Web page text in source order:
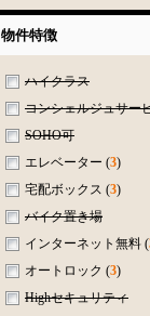
物件特徴
ハイクラス
コンシェルジュサー
SOHO可
エレベーター (3)
宅配ボックス (3)
バイク置き場
インターネット無料 (
オートロック (3)
Highセキュリティ